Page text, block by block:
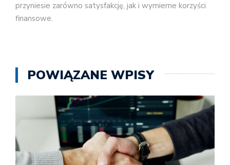
przyniesie zarówno satysfakcję, jak i wymierne korzyści
finansowe.
POWIĄZANE WPISY